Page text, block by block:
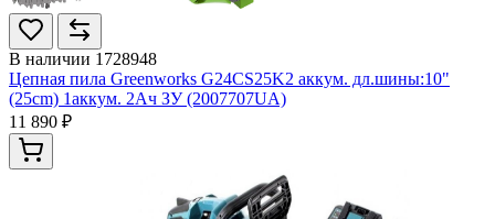
В наличии 1728948
Цепная пила Greenworks G24CS25K2 аккум. дл.шины:10"
(25cm) 1аккум. 2Ач ЗУ (2007707UA)
11 890 ₽